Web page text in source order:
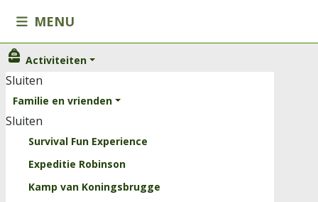
MENU
Activiteiten
Sluiten
Familie en vrienden
Kinderen
Scholen
Onze arrangementen
Horeca
Activiteiten
Sluiten
Familie en vrienden
Sluiten
Survival Fun Experience
Expeditie Robinson
Kamp van Koningsbrugge